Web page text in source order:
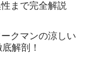
まで完全解説
クマンの涼しい
解剖！